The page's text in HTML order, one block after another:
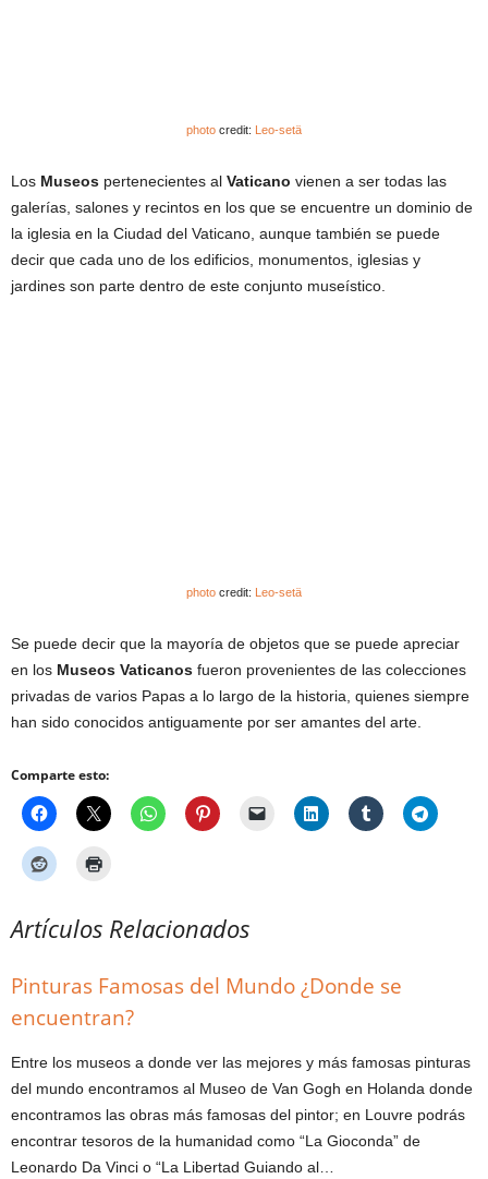
photo credit: Leo-setä
Los Museos pertenecientes al Vaticano vienen a ser todas las
galerías, salones y recintos en los que se encuentre un dominio de
la iglesia en la Ciudad del Vaticano, aunque también se puede
decir que cada uno de los edificios, monumentos, iglesias y
jardines son parte dentro de este conjunto museístico.
photo credit: Leo-setä
Se puede decir que la mayoría de objetos que se puede apreciar
en los Museos Vaticanos fueron provenientes de las colecciones
privadas de varios Papas a lo largo de la historia, quienes siempre
han sido conocidos antiguamente por ser amantes del arte.
Comparte esto:
Artículos Relacionados
Pinturas Famosas del Mundo ¿Donde se
encuentran?
Entre los museos a donde ver las mejores y más famosas pinturas
del mundo encontramos al Museo de Van Gogh en Holanda donde
encontramos las obras más famosas del pintor; en Louvre podrás
encontrar tesoros de la humanidad como “La Gioconda” de
Leonardo Da Vinci o “La Libertad Guiando al…